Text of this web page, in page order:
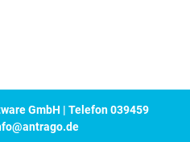
GmbH | Telefon 039459